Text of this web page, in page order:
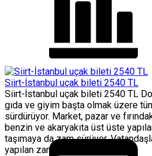
Siirt-İstanbul uçak bileti 2540 TL
Siirt-İstanbul uçak bileti 2540 TL
gıda ve giyim başta olmak üzere
sürdürüyor. Market, pazar ve
benzin ve akaryakıta üst üste
taşımaya da zam sürüyor.
yapılan zamla uyandı.